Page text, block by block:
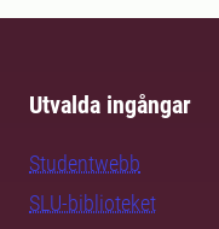
Utvalda ingångar
Studentwebb
SLU-biblioteket